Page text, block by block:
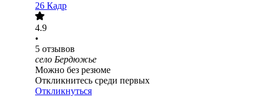
26 Кадр
4.9
•
5 отзывов
село Бердюжье
Можно без резюме
Откликнитесь среди первых
Откликнуться